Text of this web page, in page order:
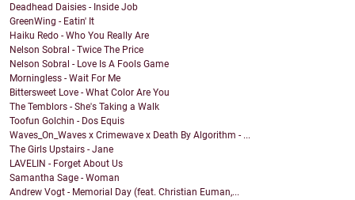
Deadhead Daisies - Inside Job
GreenWing - Eatin' It
Haiku Redo - Who You Really Are
Nelson Sobral - Twice The Price
Nelson Sobral - Love Is A Fools Game
Morningless - Wait For Me
Bittersweet Love - What Color Are You
The Temblors - She's Taking a Walk
Toofun Golchin - Dos Equis
Waves_On_Waves x Crimewave x Death By Algorithm - ...
The Girls Upstairs - Jane
LAVELIN - Forget About Us
Samantha Sage - Woman
Andrew Vogt - Memorial Day (feat. Christian Euman,...